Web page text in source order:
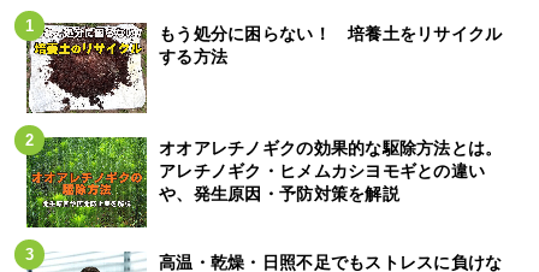
もう処分に困らない！ 培養土をリサイクル
する方法
オオアレチノギクの効果的な駆除方法とは。
アレチノギク・ヒメムカシヨモギとの違い
や、発生原因・予防対策を解説
高温・乾燥・日照不足でもストレスに負けな